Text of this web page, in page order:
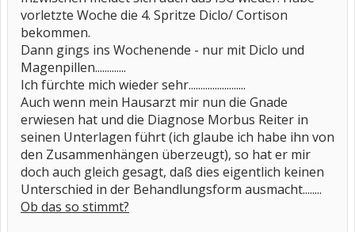
vorletzte Woche die 4. Spritze Diclo/ Cortison
bekommen.
Dann gings ins Wochenende - nur mit Diclo und
Magenpillen.............
Ich fürchte mich wieder sehr........................
Auch wenn mein Hausarzt mir nun die Gnade
erwiesen hat und die Diagnose Morbus Reiter in
seinen Unterlagen führt (ich glaube ich habe ihn von
den Zusammenhängen überzeugt), so hat er mir
doch auch gleich gesagt, daß dies eigentlich keinen
Unterschied in der Behandlungsform ausmacht........
Ob das so stimmt?